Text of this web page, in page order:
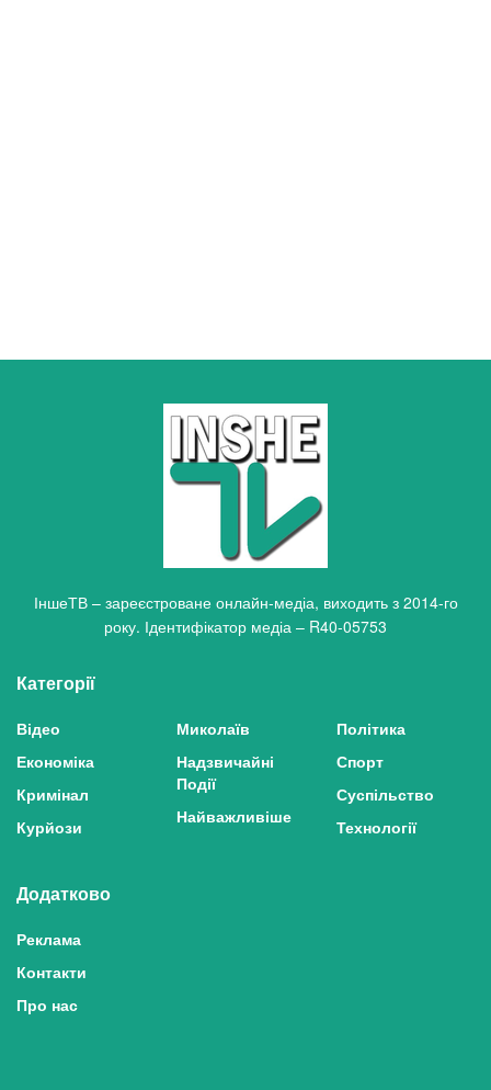
ІншеТВ – зареєстроване онлайн-медіа, виходить з 2014-го
року. Ідентифікатор медіа – R40-05753
Категорії
Відео
Економіка
Кримінал
Курйози
Миколаїв
Надзвичайні
Події
Найважливіше
Політика
Спорт
Суспільство
Технології
Додатково
Реклама
Контакти
Про нас